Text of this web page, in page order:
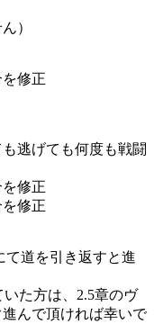
）
修正
逃げても何度も戦闘
修正
修正
て道を引き返すと進
いた方は、2.5章のヴ
んで頂ければ幸いで